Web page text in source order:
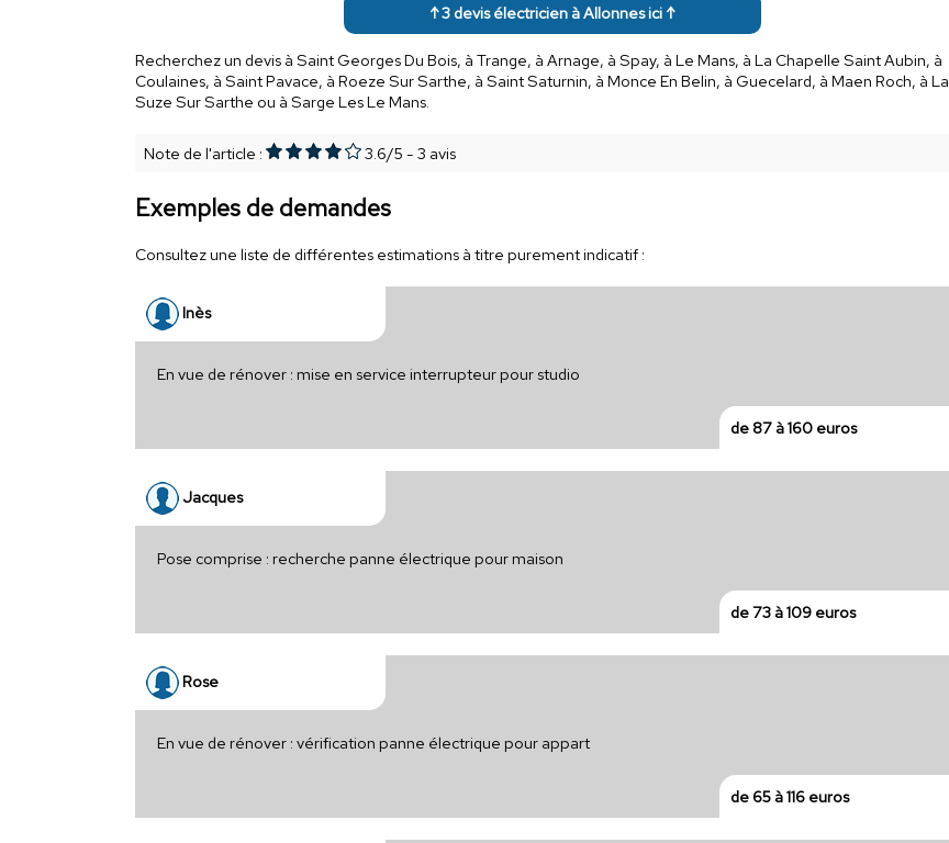
↑ 3 devis électricien à Allonnes ici ↑
Recherchez un devis à Saint Georges Du Bois, à Trange, à Arnage, à Spay, à Le Mans, à La Chapelle Saint Aubin, à
Coulaines, à Saint Pavace, à Roeze Sur Sarthe, à Saint Saturnin, à Monce En Belin, à Guecelard, à Maen Roch, à La
Suze Sur Sarthe ou à Sarge Les Le Mans.
Note de l'article : 3.6/5 - 3 avis
Exemples de demandes
Consultez une liste de différentes estimations à titre purement indicatif :
Inès
En vue de rénover : mise en service interrupteur pour studio
de 87 à 160 euros
Jacques
Pose comprise : recherche panne électrique pour maison
de 73 à 109 euros
Rose
En vue de rénover : vérification panne électrique pour appart
de 65 à 116 euros